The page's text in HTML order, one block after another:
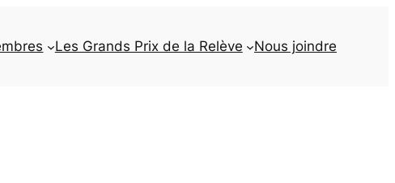
Les Grands Prix de la Relève Nous joindre